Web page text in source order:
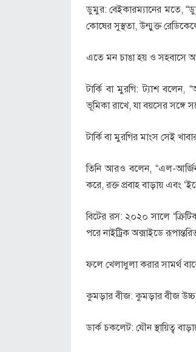
ডুমুর: বেইকারম্যানের মতে,
কোষের সুস্থতা, উন্মুক্ত
এতে মন চাঙা হয় ও সহবাসে
টার্কি বা মুরগি: ট্যাশ বলেন,
ভূমিকা রাখে, যা বয়সের সঙ্গে
টার্কি বা মুরগির মাংস সেই
তিনি আরও বলেন, “এল-
করে, রক্ত প্রবাহ বাড়ায় এবং
বিটের রস: ২০২০ সালে
পরে নাইট্রিক অক্সাইডে
ফলে খেলাধুলা করার সামর্থ
কুমড়ার বীজ: কুমড়ার বীজ উচ্চ
ডার্ক চকলেট: যৌন স্থায়িত্ব